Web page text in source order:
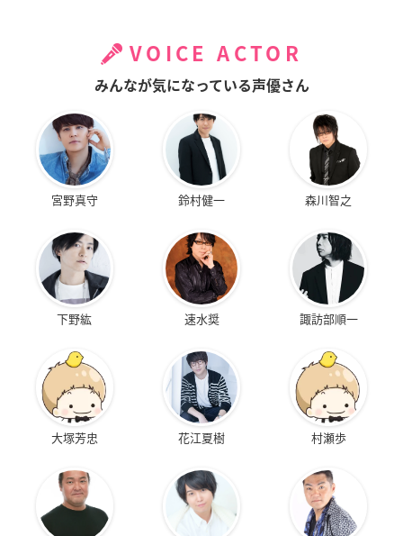
VOICE ACTOR
みんなが気になっている声優さん
宮野真守 鈴村健一 森川智之
下野紘 速水奨 諏訪部順一
大塚芳忠 花江夏樹 村瀬歩